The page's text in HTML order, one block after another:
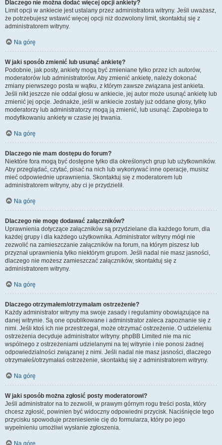
Dlaczego nie można dodać więcej opcji ankiety?
Limit opcji w ankiecie jest ustalany przez administratora witryny. Jeśli uważasz,
że potrzebujesz wstawić więcej opcji niż dozwolony limit, skontaktuj się z
administratorem witryny.
Na górę
W jaki sposób zmienić lub usunąć ankietę?
Podobnie, jak posty, ankiety mogą być zmieniane tylko przez ich autorów,
moderatorów lub administratorów. Aby zmienić ankietę, należy dokonać
zmiany pierwszego posta w wątku, z którym zawsze związana jest ankieta.
Jeśli nikt jeszcze nie oddał głosu w ankiecie, jej autor może usunąć ankietę lub
zmienić jej opcje. Jednakże, jeśli w ankiecie zostały już oddane głosy, tylko
moderatorzy lub administratorzy mogą ją zmienić, lub usunąć. Zapobiega to
modyfikowaniu ankiety w czasie jej trwania.
Na górę
Dlaczego nie mam dostępu do forum?
Niektóre fora mogą być dostępne tylko dla określonych grup lub użytkowników.
Aby przeglądać, czytać, pisać na nich lub wykonywać inne operacje, musisz
mieć odpowiednie uprawnienia. Skontaktuj się z moderatorem lub
administratorem witryny, aby ci je przydzielił.
Na górę
Dlaczego nie mogę dodawać załączników?
Uprawnienia dotyczące załączników są przydzielane dla każdego forum, dla
każdej grupy i dla każdego użytkownika. Administrator witryny mógł nie
zezwolić na zamieszczanie załączników na forum, na którym piszesz lub
przyznał uprawnienia tylko niektórym grupom. Jeśli nadal nie masz jasności,
dlaczego nie możesz zamieszczać załączników, skontaktuj się z
administratorem witryny.
Na górę
Dlaczego otrzymałem/otrzymałam ostrzeżenie?
Każdy administrator witryny ma swoje zasady i regulaminy obowiązujące na
danej witrynie. Są one opublikowane i administrator zaleca zapoznanie się z
nimi. Jeśli ktoś ich nie przestrzegał, może otrzymać ostrzeżenie. O udzieleniu
ostrzeżenia decyduje administrator witryny. phpBB Limited nie ma nic
wspólnego z ostrzeżeniami udzielanymi na tej witrynie i nie ponosi żadnej
odpowiedzialności związanej z nimi. Jeśli nadal nie masz jasności, dlaczego
otrzymałeś/otrzymałaś ostrzeżenie, skontaktuj się z administratorem witryny.
Na górę
W jaki sposób można zgłosić posty moderatorowi?
Jeśli administrator na to zezwolił, w prawym górnym rogu treści posta, który
chcesz zgłosić, powinien być widoczny odpowiedni przycisk. Naciśnięcie tego
przycisku spowoduje przeniesienie cię do formularza, który po jego
wypełnieniu umożliwi wysłanie zgłoszenia.
Na górę